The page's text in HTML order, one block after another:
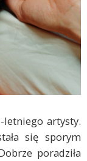
letniego artysty.
się sporym
poradziła